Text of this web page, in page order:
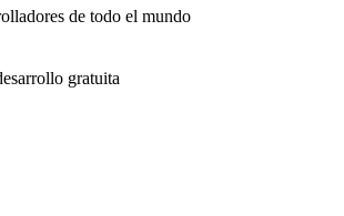
de todo el mundo
gratuita